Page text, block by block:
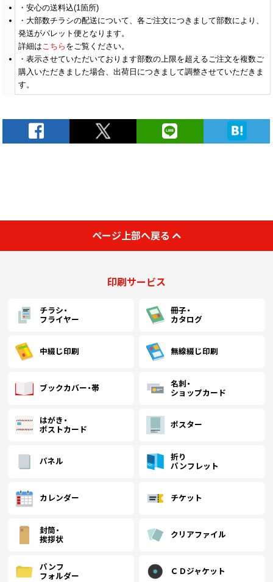
安心の送料込(1箇所)
大部数チラシの配送について、各ご注文につきまして部数により、
発送がパレット便となります。
詳細はこちら をご覧ください。
表示させていただいております部数の上限を超えるご注文を複数ご
購入いただきました場合、出荷日につきまして調整させていただきま
す。
ページ上部へ戻る
印刷サービス
チラシ・
フライヤー
冊子・
カタログ
中綴じ印刷 無線綴じ印刷
ブックカバー・帯
名刺・
ショップカード
はがき・
ポストカード
ポスター
パネル
折り
パンフレット
カレンダー チケット
封筒・
挨拶状
クリアファイル
パンフ
フォルダー
ＣＤジャケット